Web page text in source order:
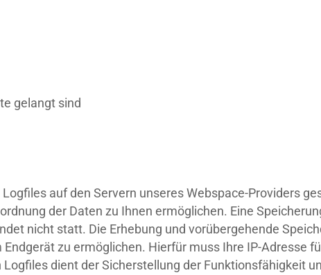
gelangt sind
auf den Servern unseres Webspace-Providers
der Daten zu Ihnen ermöglichen. Eine
nicht statt. Die Erhebung und vorübergehende
zu ermöglichen. Hierfür muss Ihre IP-Adresse
dient der Sicherstellung der Funktionsfähigkeit